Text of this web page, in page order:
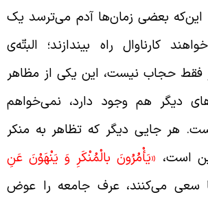
بعضی زمان‌ها آدم می‌ترسد یک
کارناوال راه بیندازند؛ البتّه‌ی
حجاب نیست، این یکی از مظاهر
دیگر هم وجود دارد، نمی‌خواهم
هر جایی دیگر که تظاهر به منکر
است،«يَأْمُرُونَ بالْمُنْكَرِ وَ يَنْهَوْنَ عَنِ
می‌کنند،‌ عرف جامعه را عوض